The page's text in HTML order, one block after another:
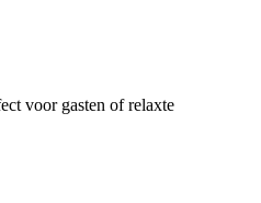
voor gasten of relaxte